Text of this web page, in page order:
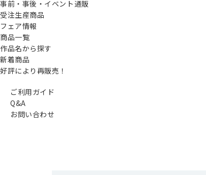
事前・事後・イベント通販
受注生産商品
フェア情報
商品一覧
作品名から探す
新着商品
好評により再販売！
ご利用ガイド
Q&A
お問い合わせ